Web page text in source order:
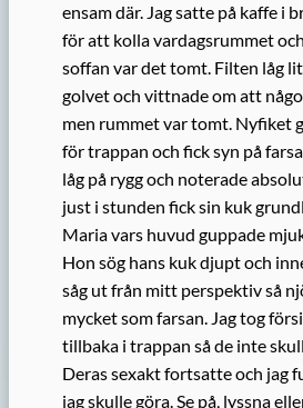
ensam där. Jag satte på kaffe i
för att kolla vardagsrummet
soffan var det tomt. Filten låg
golvet och vittnade om att
men rummet var tomt. Nyfiket
för trappan och fick syn på
låg på rygg och noterade
just i stunden fick sin kuk
Maria vars huvud guppade
Hon sög hans kuk djupt och
såg ut från mitt perspektiv så
mycket som farsan. Jag tog
tillbaka i trappan så de inte
Deras sexakt fortsatte och jag
jag skulle göra. Se på, lyssna